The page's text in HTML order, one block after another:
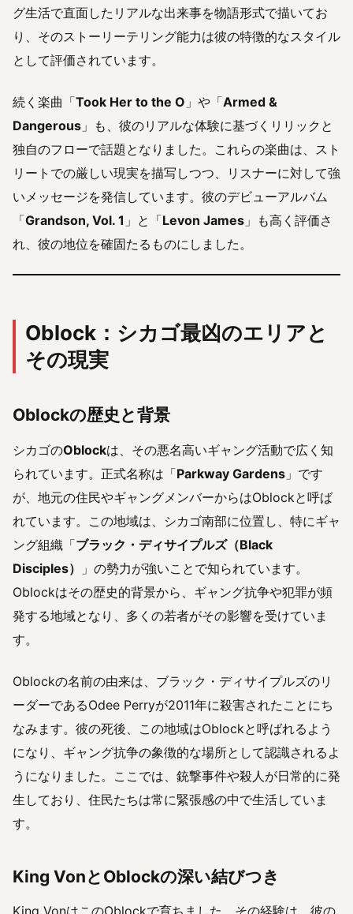
グ生活で直面したリアルな出来事を物語形式で描いてお
り、そのストーリーテリング能力は彼の特徴的なスタイル
として評価されています。
続く楽曲「Took Her to the O 」や「Armed &
Dangerous 」も、彼のリアルな体験に基づくリリックと
独自のフローで話題となりました。これらの楽曲は、スト
リートでの厳しい現実を描写しつつ、リスナーに対して強
いメッセージを発信しています。彼のデビューアルバム
「Grandson, Vol. 1 」と「Levon James 」も高く評価さ
れ、彼の地位を確固たるものにしました。
Oblock：シカゴ最凶のエリアと
その現実
Oblockの歴史と背景
シカゴのOblockは、その悪名高いギャング活動で広く知
られています。正式名称は「Parkway Gardens 」です
が、地元の住民やギャングメンバーからはOblockと呼ば
れています。この地域は、シカゴ南部に位置し、特にギャ
ング組織「ブラック・ディサイプルズ（Black
Disciples）
」の勢力が強いことで知られています。
Oblockはその歴史的背景から、ギャング抗争や犯罪が頻
発する地域となり、多くの若者がその影響を受けていま
す。
Oblockの名前の由来は、ブラック・ディサイプルズのリ
ーダーであるOdee Perryが2011年に殺害されたことにち
なみます。彼の死後、この地域はOblockと呼ばれるよう
になり、ギャング抗争の象徴的な場所として認識されるよ
うになりました。ここでは、銃撃事件や殺人が日常的に発
生しており、住民たちは常に緊張感の中で生活していま
す。
King VonとOblockの深い結びつき